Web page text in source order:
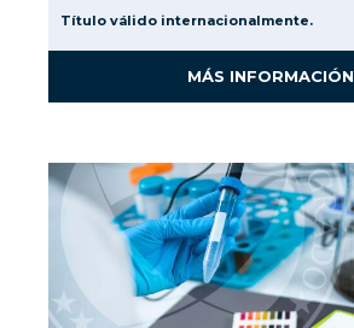
Título válido internacionalmente.
MÁS INFORMACIÓN